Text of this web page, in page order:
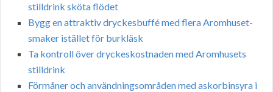
stilldrink sköta flödet
Bygg en attraktiv dryckesbuffé med flera Aromhuset-
smaker istället för burkläsk
Ta kontroll över dryckeskostnaden med Aromhusets
stilldrink
Förmåner och användningsområden med askorbinsyra i